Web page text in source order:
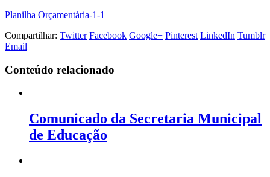
Planilha Orçamentária-1-1
Compartilhar: Twitter Facebook Google+ Pinterest LinkedIn Tumblr
Email
Conteúdo relacionado
Comunicado da Secretaria Municipal
de Educação